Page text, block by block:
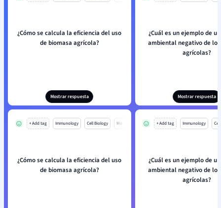
¿Cómo se calcula la eficiencia del uso
de biomasa agrícola?
Mostrar respuesta
¿Cuál es un ejemplo de
ambiental negativo de
agrícolas?
Mostrar respuesta
+ Add tag Immunology Cell Biology Mo
¿Cómo se calcula la eficiencia del uso
de biomasa agrícola?
+ Add tag Immunology
¿Cuál es un ejemplo de
ambiental negativo de
agrícolas?